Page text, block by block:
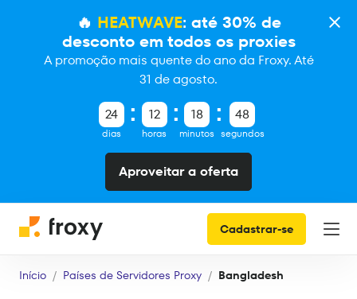
🔥 HEATWAVE: até 30% de
desconto em todos os proxies
A promoção mais quente do ano da Froxy. Até
31 de agosto.
24
dias
12
horas
18
minutos
47
segundos
Aproveitar a oferta
Cadastrar-se
Início Países de Servidores Proxy Bangladesh